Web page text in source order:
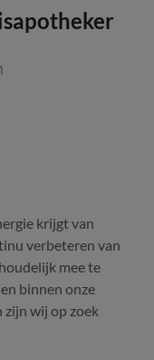
krijgt van
verbeteren van
mee te
binnen onze
zijn wij op zoek